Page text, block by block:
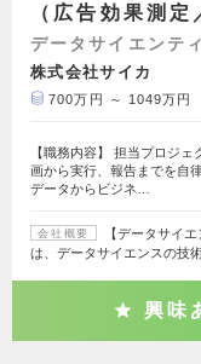
（広告効果測定
データサイエンテ
株式会社サイカ
700万円 ～ 1049万円
【職務内容】 担当プロジ
画から実行、報告までを自
データからビジネ…
会社概要
【データサイ
は、データサイエンスの技
興味